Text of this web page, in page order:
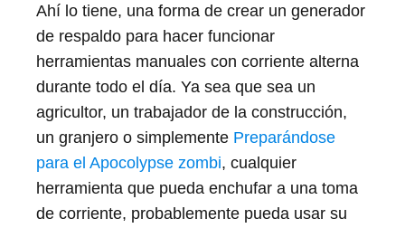
Ahí lo tiene, una forma de crear un generador
de respaldo para hacer funcionar
herramientas manuales con corriente alterna
durante todo el día. Ya sea que sea un
agricultor, un trabajador de la construcción,
un granjero o simplemente Preparándose
para el Apocolypse zombi, cualquier
herramienta que pueda enchufar a una toma
de corriente, probablemente pueda usar su